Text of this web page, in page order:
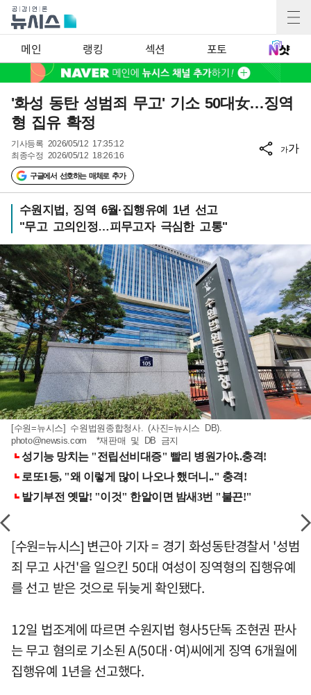
메인 랭킹 섹션 포토
'화성 동탄 성범죄 무고' 기소 50대女…징역
형 집유 확정
기사등록 2026/05/12 17:35:12
최종수정 2026/05/12 18:26:16
구글에서 선호하는 매체로 추가
가가
수원지법, 징역 6월·집행유예 1년 선고
"무고 고의인정…피무고자 극심한 고통"
[수원=뉴시스] 수원법원종합청사. (사진=뉴시스 DB).
photo@newsis.com *재판매 및 DB 금지
[수원=뉴시스] 변근아 기자 = 경기 화성동탄경찰서 '성범
죄 무고 사건'을 일으킨 50대 여성이 징역형의 집행유예
를 선고 받은 것으로 뒤늦게 확인됐다.
12일 법조계에 따르면 수원지법 형사5단독 조현권 판사
는 무고 혐의로 기소된 A(50대·여)씨에게 징역 6개월에
집행유예 1년을 선고했다.